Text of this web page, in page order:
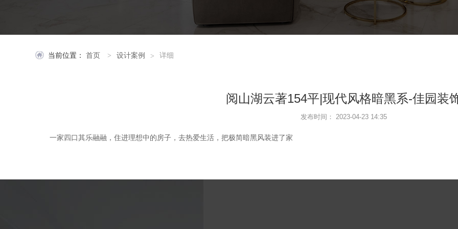
当前位置： 首页 > 设计案例 > 详细
阅山湖云著154平|现代风格暗黑系-佳园装
发布时间： 2023-04-23 14:35
一家四口其乐融融，住进理想中的房子，去热爱生活，把极简暗黑风装进了家